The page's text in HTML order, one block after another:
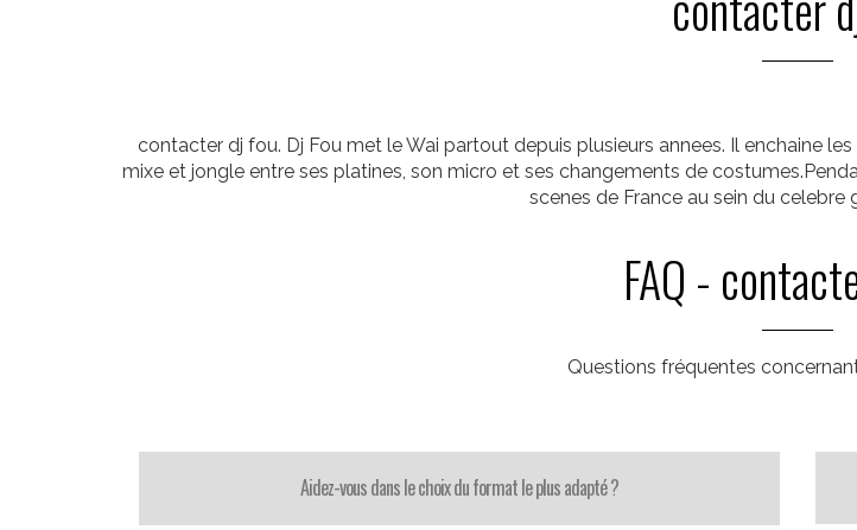
contacter dj fou. Dj Fou met le Wai partout depuis plusieurs annees. Il enchaine
mixe et jongle entre ses platines, son micro et ses changements de
scenes de France au sein du celebre
FAQ -
Questions fréquentes
Aidez-vous dans le choix du format le plus adapté ?